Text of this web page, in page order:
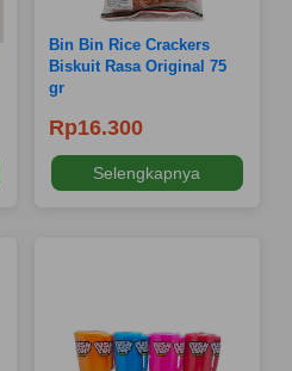
Bin Bin Rice Crackers
Biskuit Rasa Original 75
gr
Rp16.300
Selengkapnya